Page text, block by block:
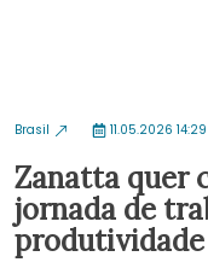
Brasil 11.05.2026 14:29
Zanatta quer
jornada de
produtividade